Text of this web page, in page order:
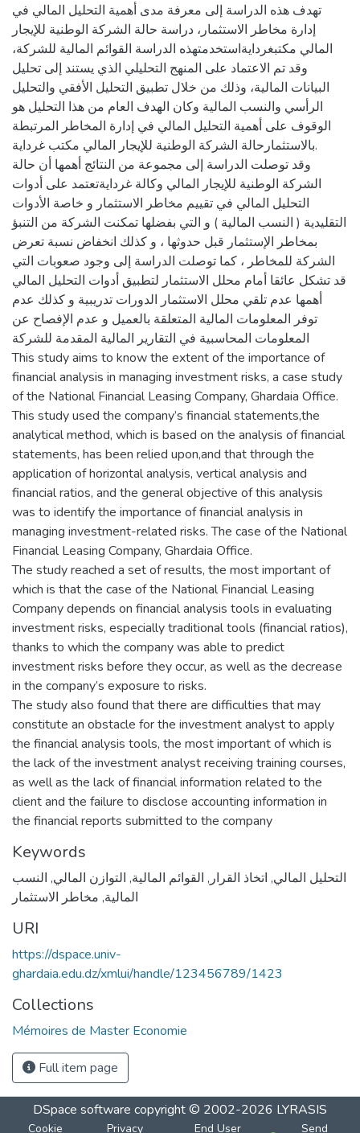
تهدف هذه الدراسة إلى معرفة مدى أهمية التحليل المالي في
إدارة مخاطر الاستثمار، دراسة حالة الشركة الوطنية للإيجار
المالي مكتبغردايةاستخدمتهذه الدراسة القوائم المالية للشركة،
وقد تم الاعتماد على المنهج التحليلي الذي يستند إلى تحليل
البيانات المالية، وذلك من خلال تطبيق التحليل الأفقي والتحليل
الرأسي والنسب المالية وكان الهدف العام من هذا التحليل هو
الوقوف على أهمية التحليل المالي في إدارة المخاطر المرتبطة
بالاستثمارحالة الشركة الوطنية للإيجار المالي مكتب غرداية.
وقد توصلت الدراسة إلى مجموعة من النتائج أهمها أن حالة
الشركة الوطنية للإيجار المالي وكالة غردايةتعتمد على أدوات
التحليل المالي في تقييم مخاطر الاستثمار و خاصة الأدوات
التقليدية ( النسب المالية ) و التي بفضلها تمكنت الشركة من التنبؤ
بمخاطر الإستثمار قبل حدوثها ، و كذلك انخفاض نسبة تعرض
الشركة للمخاطر ، كما توصلت الدراسة إلى وجود صعوبات التي
قد تشكل عائقا أمام محلل الاستثمار لتطبيق أدوات التحليل المالي
أهمها عدم تلقي محلل الاستثمار الدورات تدريبية و كذلك عدم
توفر المعلومات المالية المتعلقة بالعميل و عدم الإفصاح عن
المعلومات المحاسبية في التقارير المالية المقدمة للشركة
This study aims to know the extent of the importance of
financial analysis in managing investment risks, a case study
of the National Financial Leasing Company, Ghardaia Office.
This study used the company’s financial statements,the
analytical method, which is based on the analysis of financial
statements, has been relied upon,and that through the
application of horizontal analysis, vertical analysis and
financial ratios, and the general objective of this analysis
was to identify the importance of financial analysis in
managing investment-related risks. The case of the National
Financial Leasing Company, Ghardaia Office.
The study reached a set of results, the most important of
which is that the case of the National Financial Leasing
Company depends on financial analysis tools in evaluating
investment risks, especially traditional tools (financial ratios),
thanks to which the company was able to predict
investment risks before they occur, as well as the decrease
in the company’s exposure to risks.
The study also found that there are difficulties that may
constitute an obstacle for the investment analyst to apply
the financial analysis tools, the most important of which is
the lack of the investment analyst receiving training courses,
as well as the lack of financial information related to the
client and the failure to disclose accounting information in
the financial reports submitted to the company
Keywords
التحليل المالي, اتخاذ القرار , القوائم المالية, التوازن المالي, النسب
المالية, مخاطر الاستثمار
URI
https://dspace.univ-
ghardaia.edu.dz/xmlui/handle/123456789/1423
Collections
Mémoires de Master Economie
Full item page
DSpace software copyright © 2002-2026 LYRASIS
Cookie Privacy End User Send